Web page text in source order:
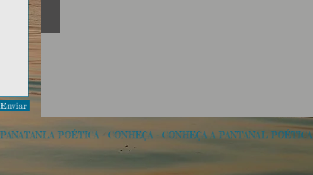
POÉTICA - CONHEÇA - CONHEÇA A PANTANAL POÉTICA
Enviar